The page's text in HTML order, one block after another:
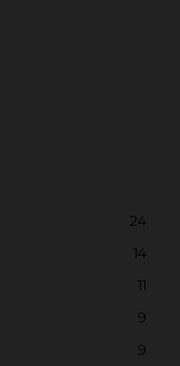
24
14
11
9
9